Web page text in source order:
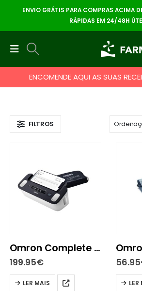
ENVIO GRÁTIS PARA COMPRAS ACIMA
RÁPIDAS EM 24/48H
ENCOMENDE AQUI AS SUAS
FILTROS
Omron Complete Medidor Pressão Arterial e Electrocardiograma HEM-7530T-E3
199.95€
LER MAIS
56.95
LER